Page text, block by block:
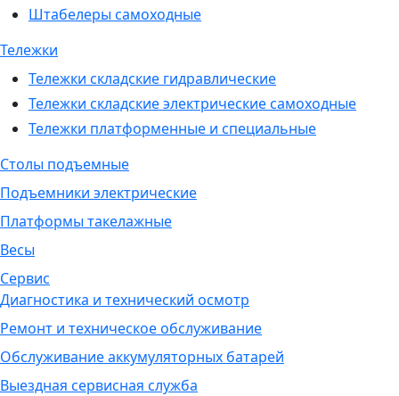
Штабелеры самоходные
Тележки
Тележки складские гидравлические
Тележки складские электрические самоходные
Тележки платформенные и специальные
Столы подъемные
Подъемники электрические
Платформы такелажные
Весы
Сервис
Диагностика и технический осмотр
Ремонт и техническое обслуживание
Обслуживание аккумуляторных батарей
Выездная сервисная служба